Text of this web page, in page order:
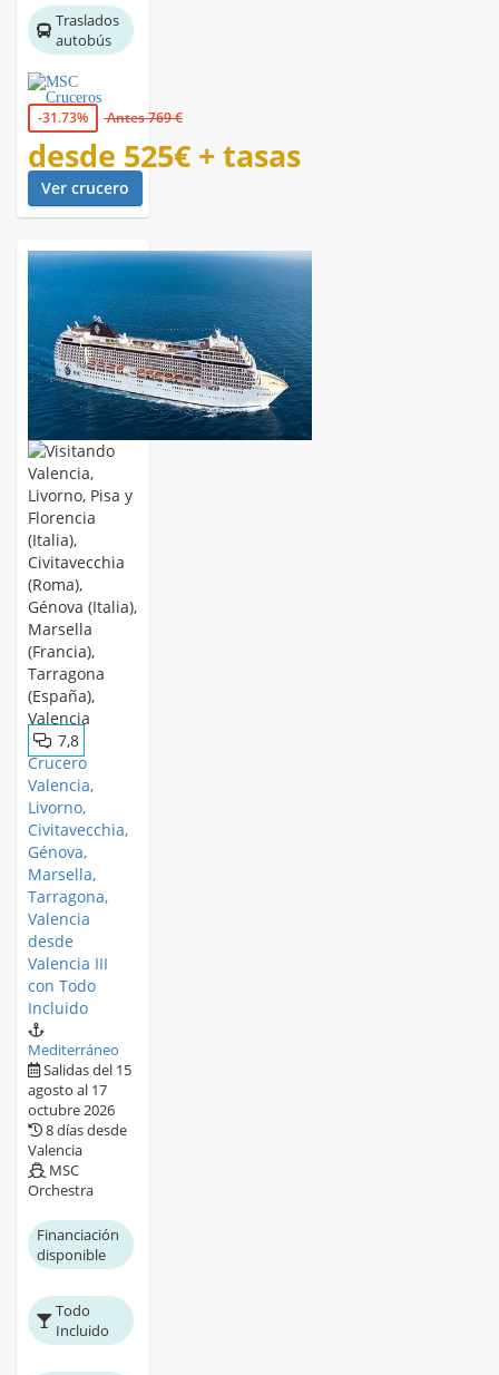
Traslados
autobús
-31.73% Antes 769 €
desde 525€ + tasas
Ver crucero
7,8
Crucero
Valencia,
Livorno,
Civitavecchia,
Génova,
Marsella,
Tarragona,
Valencia
desde
Valencia III
con Todo
Incluido
Mediterráneo
Salidas del 15
agosto al 17
octubre 2026
8 días desde
Valencia
MSC
Orchestra
Financiación
disponible
Todo
Incluido